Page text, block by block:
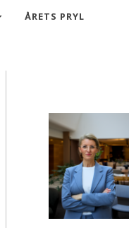
ÅRETS PRYL